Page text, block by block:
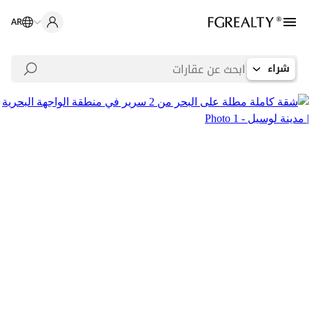
AR
شراء